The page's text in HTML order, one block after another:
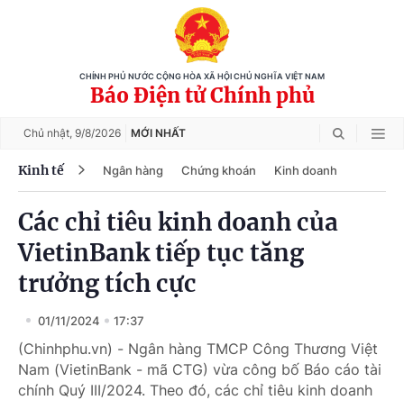
CHÍNH PHỦ NƯỚC CỘNG HÒA XÃ HỘI CHỦ NGHĨA VIỆT NAM
Báo Điện tử Chính phủ
Chủ nhật, 9/8/2026 MỚI NHẤT
Kinh tế Ngân hàng Chứng khoán Kinh doanh
Các chỉ tiêu kinh doanh của
VietinBank tiếp tục tăng
trưởng tích cực
01/11/2024 17:37
(Chinhphu.vn) - Ngân hàng TMCP Công Thương Việt
Nam (VietinBank - mã CTG) vừa công bố Báo cáo tài
chính Quý III/2024. Theo đó, các chỉ tiêu kinh doanh